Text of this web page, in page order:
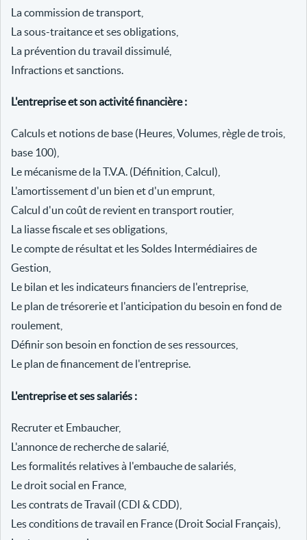
La commission de transport,
La sous-traitance et ses obligations,
La prévention du travail dissimulé,
Infractions et sanctions.
L'entreprise et son activité financière :
Calculs et notions de base (Heures, Volumes, règle de trois,
base 100),
Le mécanisme de la T.V.A. (Définition, Calcul),
L'amortissement d'un bien et d'un emprunt,
Calcul d'un coût de revient en transport routier,
La liasse fiscale et ses obligations,
Le compte de résultat et les Soldes Intermédiaires de
Gestion,
Le bilan et les indicateurs financiers de l'entreprise,
Le plan de trésorerie et l'anticipation du besoin en fond de
roulement,
Définir son besoin en fonction de ses ressources,
Le plan de financement de l'entreprise.
L'entreprise et ses salariés :
Recruter et Embaucher,
L'annonce de recherche de salarié,
Les formalités relatives à l'embauche de salariés,
Le droit social en France,
Les contrats de Travail (CDI & CDD),
Les conditions de travail en France (Droit Social Français),